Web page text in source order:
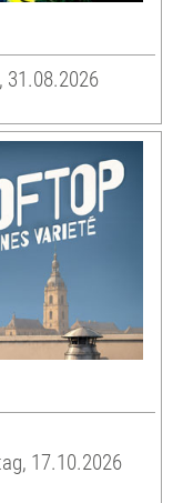
31.08.2026
17.10.2026